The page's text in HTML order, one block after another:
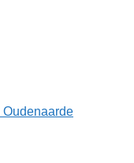
Oudenaarde